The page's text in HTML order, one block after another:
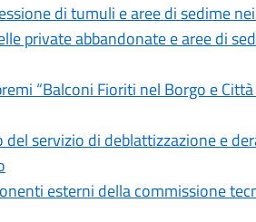
di tumuli e aree di sedime
private abbandonate e aree di
“Balconi Fioriti nel Borgo e
servizio di deblattizzazione e
esterni della commissione